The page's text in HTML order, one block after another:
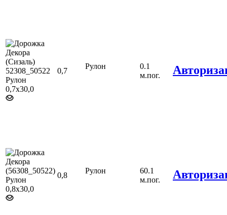
0,7
Рулон
0.1
м.пог.
0,8
Рулон
60.1
м.пог.